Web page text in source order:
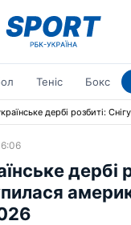
Теніс Бокс
дербі розбиті:
дербі